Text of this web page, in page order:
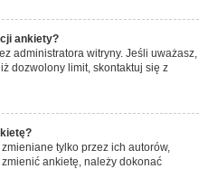
ankiety?
administratora witryny. Jeśli uważasz,
dozwolony limit, skontaktuj się z
tylko przez ich autorów,
ankietę, należy dokonać